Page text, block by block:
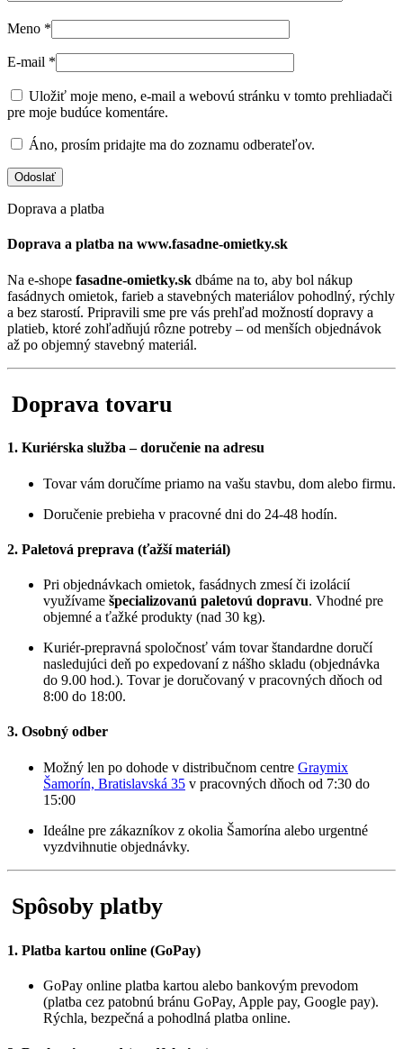
Meno *
E-mail *
Uložiť moje meno, e-mail a webovú stránku v tomto prehliadači
pre moje budúce komentáre.
Áno, prosím pridajte ma do zoznamu odberateľov.
Doprava a platba
Doprava a platba na www.fasadne-omietky.sk
Na e-shope fasadne-omietky.sk dbáme na to, aby bol nákup
fasádnych omietok, farieb a stavebných materiálov pohodlný, rýchly
a bez starostí. Pripravili sme pre vás prehľad možností dopravy a
platieb, ktoré zohľadňujú rôzne potreby – od menších objednávok
až po objemný stavebný materiál.
Doprava tovaru
1. Kuriérska služba – doručenie na adresu
Tovar vám doručíme priamo na vašu stavbu, dom alebo firmu.
Doručenie prebieha v pracovné dni do 24-48 hodín.
2. Paletová preprava (ťažší materiál)
Pri objednávkach omietok, fasádnych zmesí či izolácií
využívame špecializovanú paletovú dopravu. Vhodné pre
objemné a ťažké produkty (nad 30 kg).
Kuriér-prepravná spoločnosť vám tovar štandardne doručí
nasledujúci deň po expedovaní z nášho skladu (objednávka
do 9.00 hod.). Tovar je doručovaný v pracovných dňoch od
8:00 do 18:00.
3. Osobný odber
Možný len po dohode v distribučnom centre Graymix
Šamorín, Bratislavská 35 v pracovných dňoch od 7:30 do
15:00
Ideálne pre zákazníkov z okolia Šamorína alebo urgentné
vyzdvihnutie objednávky.
Spôsoby platby
1. Platba kartou online (GoPay)
GoPay online platba kartou alebo bankovým prevodom
(platba cez patobnú bránu GoPay, Apple pay, Google pay).
Rýchla, bezpečná a pohodlná platba online.